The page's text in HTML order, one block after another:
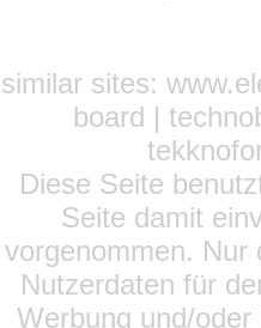
similar sites:
board |
Diese Seite
Seite damit
vorgenommen. Nur
Nutzerdaten für
Werbung und/